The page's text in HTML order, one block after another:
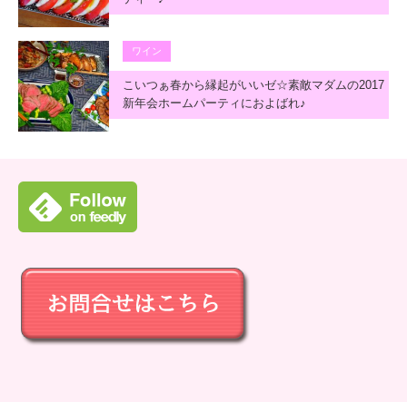
ワイン
こいつぁ春から縁起がいいゼ☆素敵マダムの2017
新年会ホームパーティにおよばれ♪